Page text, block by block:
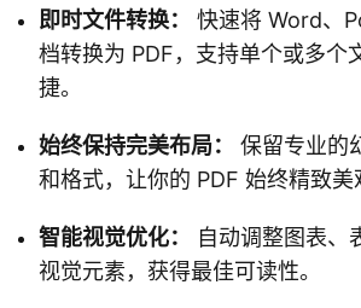
即时文件转换：
快速将 Word、
档转换为 PDF，支持单个或多个
捷。
始终保持完美布局：
保留专业的
和格式，让你的 PDF 始终精致美
智能视觉优化：
自动调整图表、
视觉元素，获得最佳可读性。